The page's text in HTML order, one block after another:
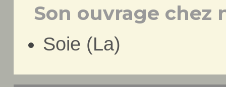
Son ouvrage chez
Soie (La)